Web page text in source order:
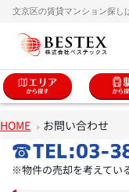
文京区の賃貸マンション探し
HOME お問い合わせ
※物件の売却を考えてい